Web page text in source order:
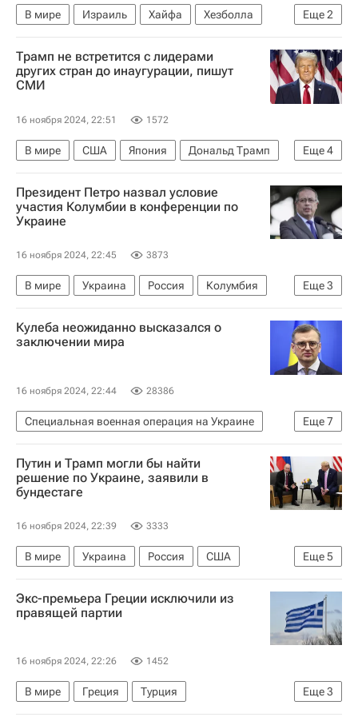
Еще2
В мире Израиль Хайфа
Хезболла
Обострение ситуации между Израилем и Хезболлой — 2024
Ливан
Трамп не встретится с лидерами
других стран до инаугурации, пишут
СМИ
16 ноября 2024, 22:51 1572
Еще4
В мире США Япония
Дональд Трамп
Сигэру Исиба
Камала Харрис
NBC
Выборы президента США — 2024
Президент Петро назвал условие
участия Колумбии в конференции по
Украине
16 ноября 2024, 22:45 3873
Еще3
В мире Украина Россия
Колумбия
Густаво Петро
Владимир Зеленский
Владимир Путин
Кулеба неожиданно высказался о
заключении мира
16 ноября 2024, 22:44 28386
Еще7
Специальная военная операция на Украине
В мире
Выборы президента США — 2024
Дональд Трамп
Украина Киев
Дмитрий Кулеба
Путин и Трамп могли бы найти
решение по Украине, заявили в
бундестаге
16 ноября 2024, 22:39 3333
Еще5
В мире Украина Россия
США
Дональд Трамп
Владимир Путин
НАТО
Бундестаг Германии
Германия
Экс-премьера Греции исключили из
правящей партии
16 ноября 2024, 22:26 1452
Еще3
В мире Греция
Турция
Анкара (провинция)
Антонис Самарас